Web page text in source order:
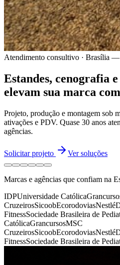
Atendimento consultivo · Brasília
Estandes, cenografia
elevam sua marca
Projeto, produção e montagem sob
ativações e PDV. Quase 30 anos
agências.
Solicitar projeto Ver soluções
Marcas e agências que confiam na
IDPUniversidade Católica
CruzeirosSicoobEcorodoviasNestlé
FitnessSociedade Brasileira de
CatólicaGrancursosMSC
CruzeirosSicoobEcorodoviasNestlé
FitnessSociedade Brasileira de